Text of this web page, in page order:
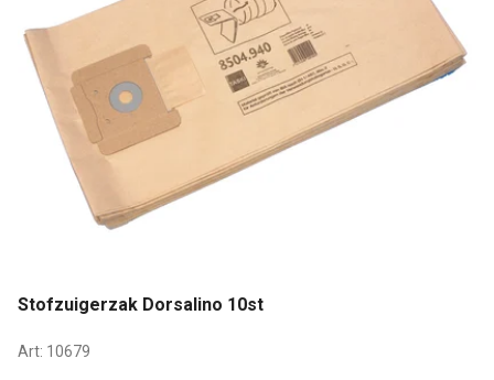
Stofzuigerzak Dorsalino 10st
Art: 10679